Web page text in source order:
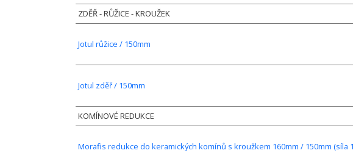
ZDĚŘ - RŮŽICE - KROUŽEK
Jotul růžice / 150mm
Jotul zděř / 150mm
KOMÍNOVÉ REDUKCE
Morafis redukce do keramických komínů s kroužkem 160mm / 150mm (síla